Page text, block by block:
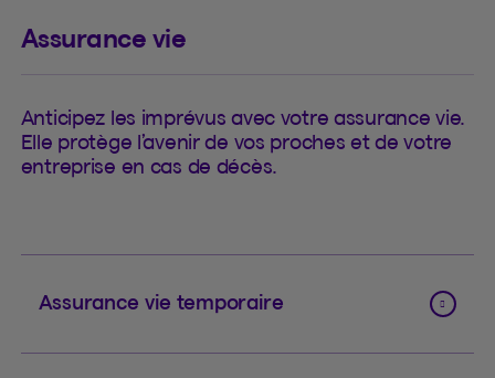
Assurance vie
Anticipez les imprévus avec votre assurance vie.
Elle protège l’avenir de vos proches et de votre
entreprise en cas de décès.
Assurance vie temporaire